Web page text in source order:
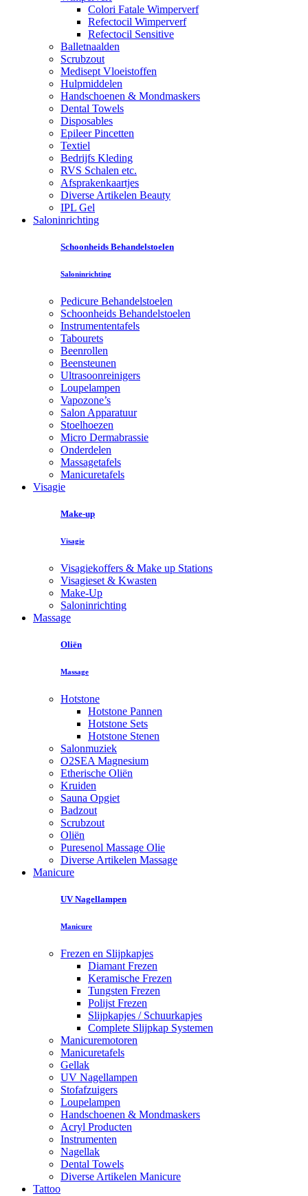
Colori Fatale Wimperverf
Refectocil Wimperverf
Refectocil Sensitive
Balletnaalden
Scrubzout
Medisept Vloeistoffen
Hulpmiddelen
Handschoenen & Mondmaskers
Dental Towels
Disposables
Epileer Pincetten
Textiel
Bedrijfs Kleding
RVS Schalen etc.
Afsprakenkaartjes
Diverse Artikelen Beauty
IPL Gel
Saloninrichting
Schoonheids Behandelstoelen
Saloninrichting
Pedicure Behandelstoelen
Schoonheids Behandelstoelen
Instrumententafels
Tabourets
Beenrollen
Beensteunen
Ultrasoonreinigers
Loupelampen
Vapozone’s
Salon Apparatuur
Stoelhoezen
Micro Dermabrassie
Onderdelen
Massagetafels
Manicuretafels
Visagie
Make-up
Visagie
Visagiekoffers & Make up Stations
Visagieset & Kwasten
Make-Up
Saloninrichting
Massage
Oliën
Massage
Hotstone
Hotstone Pannen
Hotstone Sets
Hotstone Stenen
Salonmuziek
O2SEA Magnesium
Etherische Oliën
Kruiden
Sauna Opgiet
Badzout
Scrubzout
Oliën
Puresenol Massage Olie
Diverse Artikelen Massage
Manicure
UV Nagellampen
Manicure
Frezen en Slijpkapjes
Diamant Frezen
Keramische Frezen
Tungsten Frezen
Polijst Frezen
Slijpkapjes / Schuurkapjes
Complete Slijpkap Systemen
Manicuremotoren
Manicuretafels
Gellak
UV Nagellampen
Stofafzuigers
Loupelampen
Handschoenen & Mondmaskers
Acryl Producten
Instrumenten
Nagellak
Dental Towels
Diverse Artikelen Manicure
Tattoo